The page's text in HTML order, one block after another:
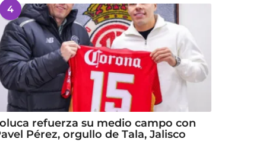
4
refuerza su medio campo con
Pérez, orgullo de Tala, Jalisco